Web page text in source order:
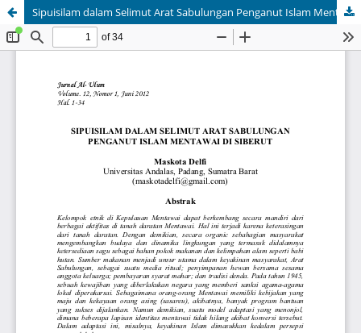
Sipuisilam dalam Selimut Arat Sabulungan Penganut Islam Mentawai di Siberut